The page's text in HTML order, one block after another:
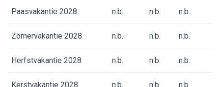
Paasvakantie 2028 n.b. n.b. n.b.
Zomervakantie 2028 n.b. n.b. n.b.
Herfstvakantie 2028 n.b. n.b. n.b.
Kerstvakantie 2028 n.b. n.b. n.b.